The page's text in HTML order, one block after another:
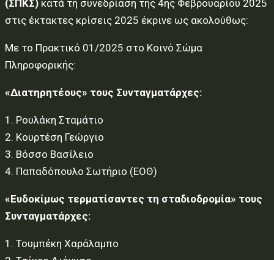
(ΣΠΚΣ) κατά τη συνεδρίαση της 4ης Φεβρουαρίου 2025
στις έκτακτες κρίσεις 2025 έκρινε ως ακολούθως:
Με το Πρακτικό 01/2025 στο Κοινό Σώμα
Πληροφορικής:
«Διατηρητέους» τους Συνταγματάρχες:
1. Ρουλάκη Σταμάτιο
2. Κουρτέση Γεώργιο
3. Βόσσο Βασίλειο
4. Παπαδόπουλο Σωτήριο (ΕΟΘ)
«Ευδοκίμως τερματίσαντες τη σταδιοδρομία» τους
Συνταγματάρχες:
1. Τουμπέκη Χαράλαμπο